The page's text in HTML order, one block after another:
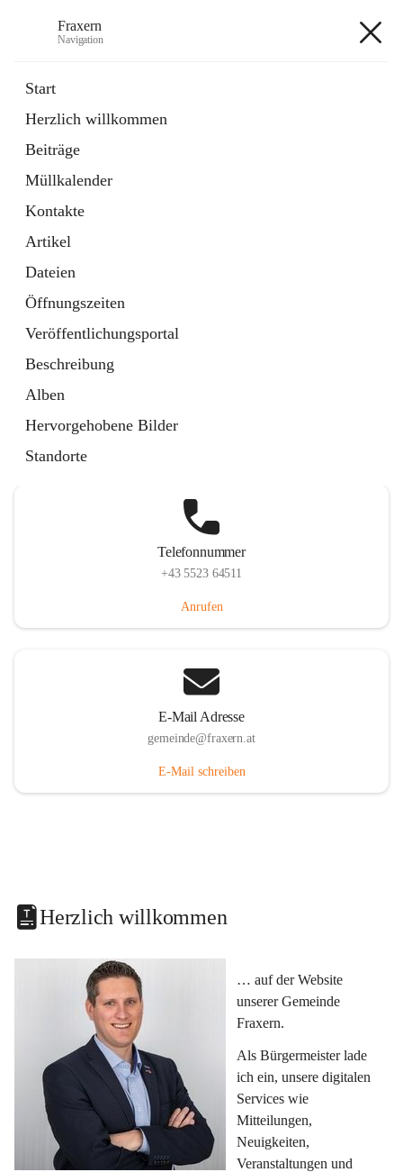
Fraxern
Navigation
Start
Herzlich willkommen
Beiträge
Müllkalender
Kontakte
Artikel
Dateien
Öffnungszeiten
Veröffentlichungsportal
Beschreibung
Alben
Hervorgehobene Bilder
Standorte
Ordner
in
Tab
Formulare
Artikel
öffnet
in
neuem
Tab
Telefonnummer
+43 5523 64511
Anrufen
E-Mail Adresse
gemeinde@fraxern.at
E-Mail schreiben
Herzlich willkommen
… auf der Website
unserer Gemeinde
Fraxern.
Als Bürgermeister lade
ich ein, unsere digitalen
Services wie
Mitteilungen,
Neuigkeiten,
Veranstaltungen und